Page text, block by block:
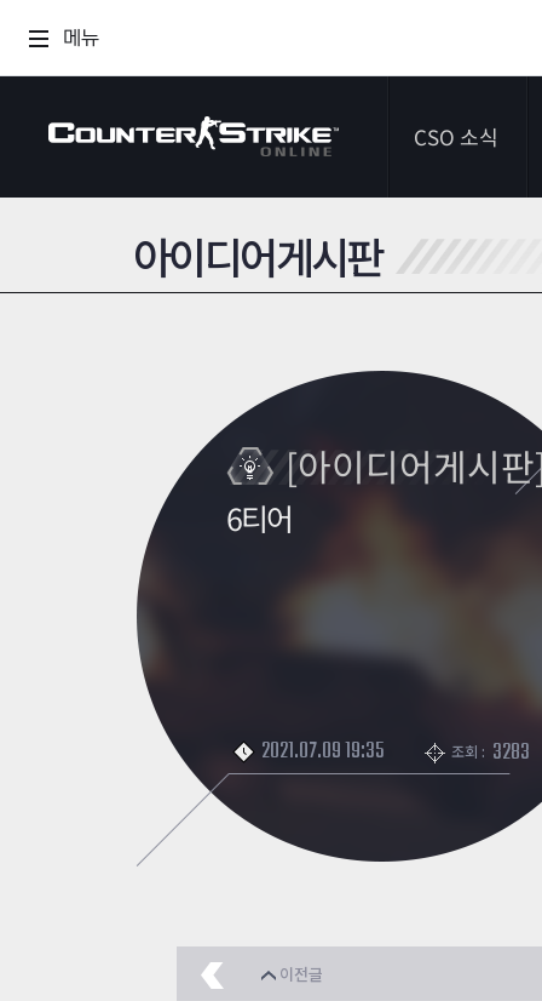
메뉴
CSO 소식
아이디어게시판
[아이디어게시
6티어
2021.07.09 19:35 조회 : 3283
이전글